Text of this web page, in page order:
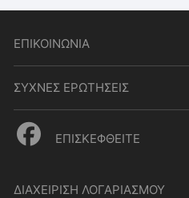
ΕΠΙΚΟΙΝΩΝΙΑ
ΣΥΧΝΕΣ ΕΡΩΤΗΣΕΙΣ
ΕΠΙΣΚΕΦΘΕΙΤΕ
ΔΙΑΧΕΙΡΙΣΗ ΛΟΓΑΡΙΑΣΜΟΥ